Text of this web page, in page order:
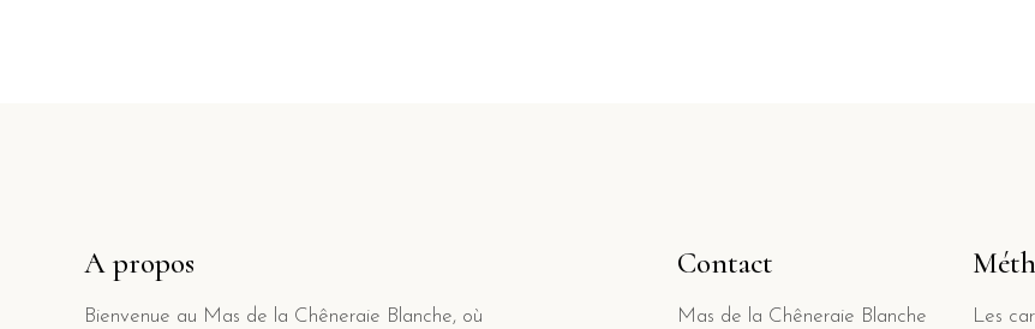
A propos
Bienvenue au Mas de la Chêneraie Blanche, où
Contact
Mas de la Chêneraie Blanche
Les